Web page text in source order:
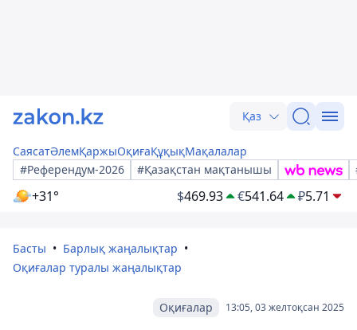
Қаз
СаясатӘлемҚаржыОқиғаҚұқықМақалалар
#Референдум-2026
#Қазақстан мақтанышы
+31° $469.93 €541.64 ₽5.71
Басты
Барлық жаңалықтар
Оқиғалар туралы жаңалықтар
13:05, 03 желтоқсан 2025
Оқиғалар